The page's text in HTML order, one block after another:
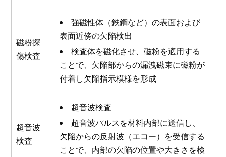
磁粉探
傷検査
強磁性体（鉄鋼など）の表面および
表面近傍の欠陥検出
検査体を磁化させ、磁粉を適用する
ことで、欠陥部からの漏洩磁束に磁粉が
付着し欠陥指示模様を形成
超音波
検査
超音波検査
超音波パルスを材料内部に送信し、
欠陥からの反射波（エコー）を受信する
ことで、内部の欠陥の位置や大きさを検